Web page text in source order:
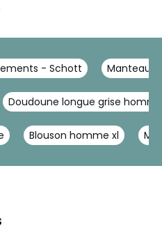
- Schott Manteau,
Doudoune longue grise
Blouson homme xl